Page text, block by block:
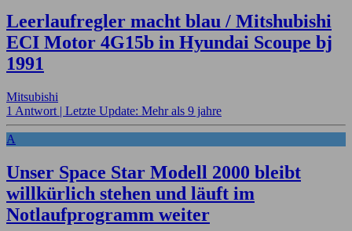
Leerlaufregler macht blau / Mitshubishi
ECI Motor 4G15b in Hyundai Scoupe bj
1991
Mitsubishi
1 Antwort | Letzte Update: Mehr als 9 jahre
A
Unser Space Star Modell 2000 bleibt
willkürlich stehen und läuft im
Notlaufprogramm weiter